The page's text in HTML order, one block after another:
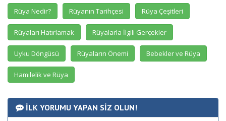
Rüya Nedir? Rüyanın Tarihçesi Rüya Çeşitleri
Rüyaları Hatırlamak Rüyalarla İlgili Gerçekler
Uyku Döngüsü Rüyaların Önemi Bebekler ve Rüya
Hamilelik ve Rüya
İLK YORUMU YAPAN SİZ OLUN!